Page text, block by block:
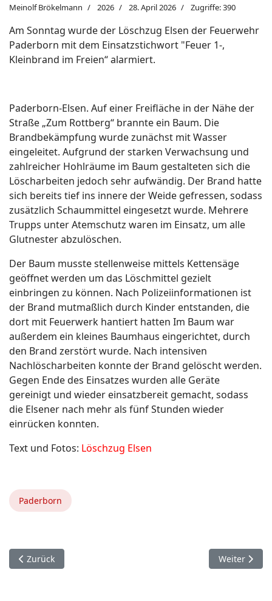
Meinolf Brökelmann 2026 28. April 2026 Zugriffe: 390
Am Sonntag wurde der Löschzug Elsen der Feuerwehr
Paderborn mit dem Einsatzstichwort "Feuer 1-,
Kleinbrand im Freien“ alarmiert.
Paderborn-Elsen. Auf einer Freifläche in der Nähe der
Straße „Zum Rottberg“ brannte ein Baum. Die
Brandbekämpfung wurde zunächst mit Wasser
eingeleitet. Aufgrund der starken Verwachsung und
zahlreicher Hohlräume im Baum gestalteten sich die
Löscharbeiten jedoch sehr aufwändig. Der Brand hatte
sich bereits tief ins innere der Weide gefressen, sodass
zusätzlich Schaummittel eingesetzt wurde. Mehrere
Trupps unter Atemschutz waren im Einsatz, um alle
Glutnester abzulöschen.
Der Baum musste stellenweise mittels Kettensäge
geöffnet werden um das Löschmittel gezielt
einbringen zu können. Nach Polizeiinformationen ist
der Brand mutmaßlich durch Kinder entstanden, die
dort mit Feuerwerk hantiert hatten Im Baum war
außerdem ein kleines Baumhaus eingerichtet, durch
den Brand zerstört wurde. Nach intensiven
Nachlöscharbeiten konnte der Brand gelöscht werden.
Gegen Ende des Einsatzes wurden alle Geräte
gereinigt und wieder einsatzbereit gemacht, sodass
die Elsener nach mehr als fünf Stunden wieder
einrücken konnten.
Text und Fotos: Löschzug Elsen
Paderborn
Vorheriger Beitrag: 28. April. Kreis Paderborn JFW.
Zurück Nächster
Weiter